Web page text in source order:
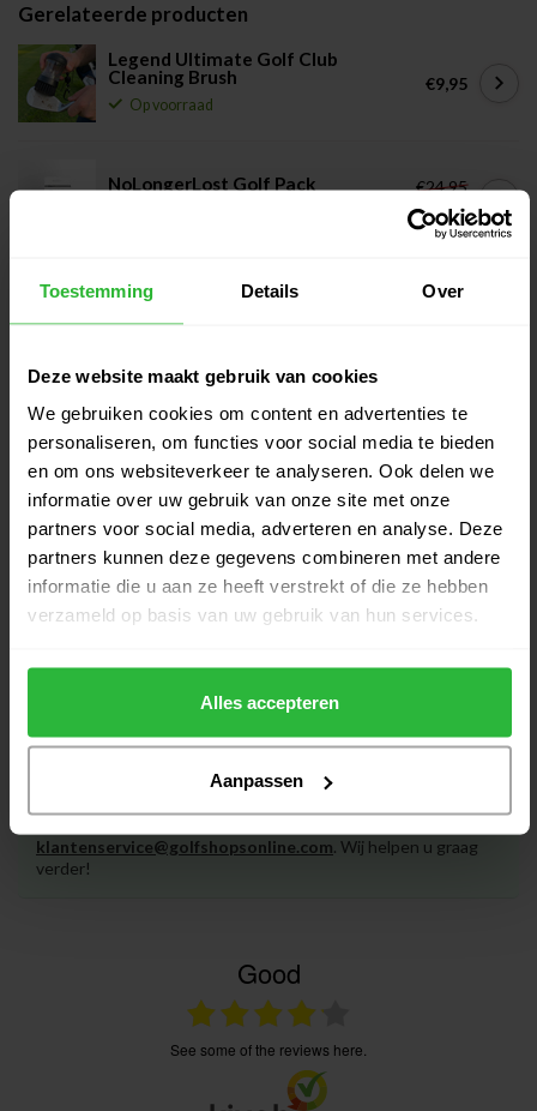
Toestemming Details Over
Deze website maakt gebruik van cookies
We gebruiken cookies om content en advertenties te
personaliseren, om functies voor social media te bieden
en om ons websiteverkeer te analyseren. Ook delen we
informatie over uw gebruik van onze site met onze
partners voor social media, adverteren en analyse. Deze
partners kunnen deze gegevens combineren met andere
informatie die u aan ze heeft verstrekt of die ze hebben
verzameld op basis van uw gebruik van hun services.
Alles accepteren
Aanpassen
Gerelateerde producten
Legend Ultimate Golf Club
Cleaning Brush
Op voorraad
€9,95
NoLongerLost Golf Pack
€24,95
€19,95
Callaway hybride headcover wit
Niet op voorraad
Fastfold parapluhouder
Op voorraad
Legend uitschuifbare
Golfbalhengel 450 cm
Op voorraad
€34,95
Heeft u vragen over het product?
klantenservice@golfshopsonline.com. Wij helpen u graag
verder!
Good
see some of the reviews here.